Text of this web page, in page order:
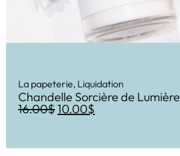
La papeterie, Liquidation
Chandelle Sorcière de Lumière
16.00$10.00$